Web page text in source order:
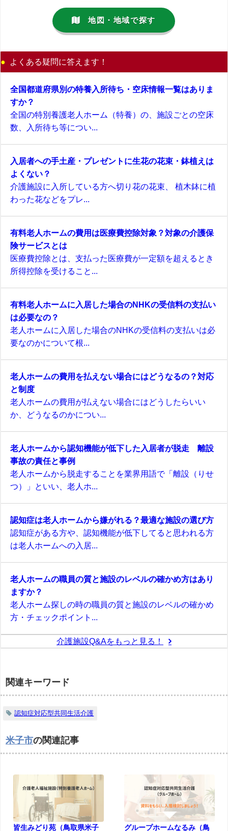
地図・地域で探す
よくある疑問に答えます！
全国都道府県別の特養入所待ち・空床情報一覧はありま
すか？
全国の特別養護老人ホーム（特養）の、施設ごとの空床
数、入所待ち等につい...
入居者への手土産・プレゼントに生花の花束・鉢植えは
よくない？
介護施設に入所している方へ切り花の花束、 植木鉢に植
わった花などをプレ...
有料老人ホームの費用は医療費控除対象？対象の介護保
険サービスとは
医療費控除とは、支払った医療費が一定額を超えるとき
所得控除を受けること...
有料老人ホームに入居した場合のNHKの受信料の支払い
は必要なの？
老人ホームに入居した場合のNHKの受信料の支払いは必
要なのかについて根...
老人ホームの費用を払えない場合にはどうなるの？対応
と制度
老人ホームの費用が払えない場合にはどうしたらいい
か、どうなるのかについ...
老人ホームから認知機能が低下した入居者が脱走 離設
事故の責任と事例
老人ホームから脱走することを業界用語で「離設（りせ
つ）」といい、老人ホ...
認知症は老人ホームから嫌がれる？最適な施設の選び方
認知症がある方や、認知機能が低下してると思われる方
は老人ホームへの入居...
老人ホームの職員の質と施設のレベルの確かめ方はあり
ますか？
老人ホーム探しの時の職員の質と施設のレベルの確かめ
方・チェックポイント...
介護施設Q&Aをもっと見る！
関連キーワード
認知症対応型共同生活介護
米子市の関連記事
皆生みどり苑（鳥取県米子 グループホームなるみ（鳥